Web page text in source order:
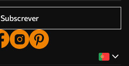
Subscrever